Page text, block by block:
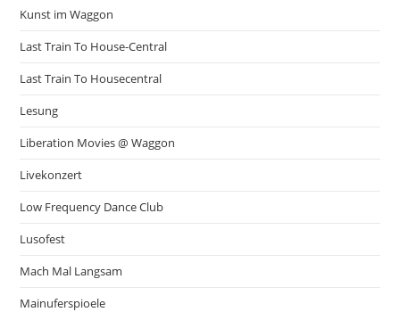
Kunst im Waggon
Last Train To House-Central
Last Train To Housecentral
Lesung
Liberation Movies @ Waggon
Livekonzert
Low Frequency Dance Club
Lusofest
Mach Mal Langsam
Mainuferspioele